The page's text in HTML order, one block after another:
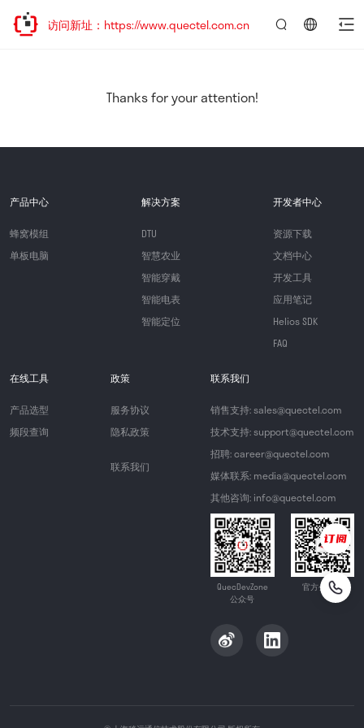
，欢迎访问新址：https://www.quectel.com.cn
Thanks for your attention!
产品中心
蜂窝模组
单板电脑
解决方案
DTU
智慧农业
智能穿戴
智能电表
智能定位
开发者中心
资源下载
文档中心
开发工具
应用笔记
Helios SDK
FAQ
在线工具
产品选型
频段查询
政策
服务协议
隐私政策
联系我们
联系我们
销售支持: sales@quectel.com
技术支持: support@quectel.com
招聘: career@quectel.com
媒体联系: media@quectel.com
其他咨询: info@quectel.com
QuecDevZone
公众号
官方公众号